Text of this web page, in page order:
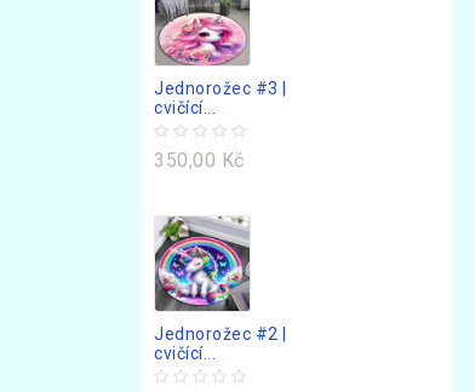
Jednorožec #3 |
cvičící...
350,00 Kč
Jednorožec #2 |
cvičící...